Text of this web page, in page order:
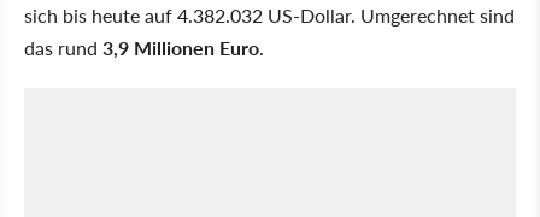
sich bis heute auf 4.382.032 US-Dollar. Umgerechnet sind
das rund 3,9 Millionen Euro.